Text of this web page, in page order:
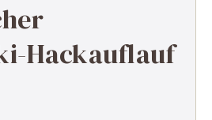
Hackauflauf